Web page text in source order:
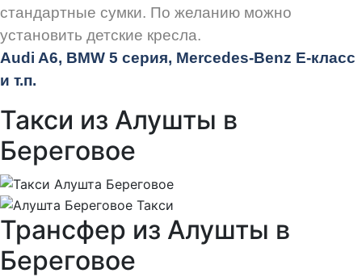
стандартные сумки. По желанию можно
установить детские кресла.
Audi A6, BMW 5 серия, Mercedes-Benz E-класс
и т.п.
Такси из Алушты в
Береговое
Трансфер из Алушты в
Береговое